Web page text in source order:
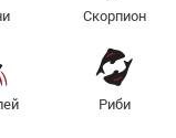
Скорпион
Риби